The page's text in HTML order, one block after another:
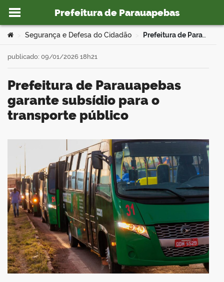
Ir para o conteúdo
Prefeitura de Parauapebas
portal
Você está aqui:
Segurança e Defesa do Cidadão Prefeitura de Parauapebas garante subsídio para o transporte público
Prefeitura de Parauapebas
garante subsídio para o
transporte público
publicado: 09/01/2026 18h21